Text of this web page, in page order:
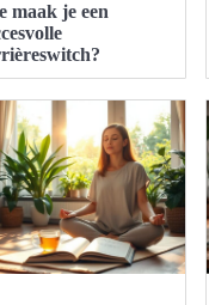
maak je een